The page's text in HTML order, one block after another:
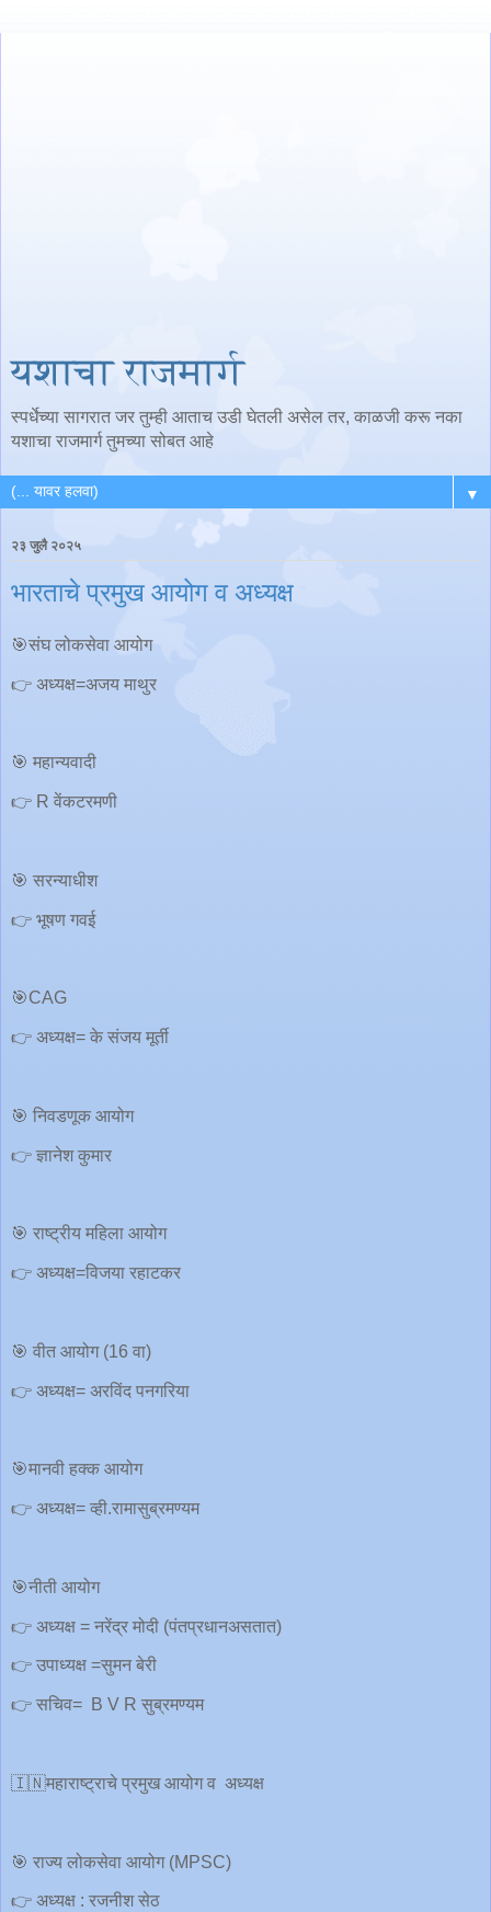
यशाचा राजमार्ग
स्पर्धेच्या सागरात जर तुम्ही आताच उडी घेतली असेल तर, काळजी करू नका
यशाचा राजमार्ग तुमच्या सोबत आहे
▼
२३ जुलै २०२५
भारताचे प्रमुख आयोग व अध्यक्ष
🎯संघ लोकसेवा आयोग
👉 अध्यक्ष=अजय माथुर
🎯 महान्यवादी
👉 R वेंकटरमणी
🎯 सरन्याधीश
👉 भूषण गवई
🎯CAG
👉 अध्यक्ष= के संजय मूर्ती
🎯 निवडणूक आयोग
👉 ज्ञानेश कुमार
🎯 राष्ट्रीय महिला आयोग
👉 अध्यक्ष=विजया रहाटकर
🎯 वीत आयोग (16 वा)
👉 अध्यक्ष= अरविंद पनगरिया
🎯मानवी हक्क आयोग
👉 अध्यक्ष= व्ही.रामासुब्रमण्यम
🎯नीती आयोग
👉 अध्यक्ष = नरेंद्र मोदी (पंतप्रधानअसतात)
👉 उपाध्यक्ष =सुमन बेरी
👉 सचिव= B V R सुब्रमण्यम
🇮🇳महाराष्ट्राचे प्रमुख आयोग व अध्यक्ष
🎯 राज्य लोकसेवा आयोग (MPSC)
👉 अध्यक्ष : रजनीश सेठ